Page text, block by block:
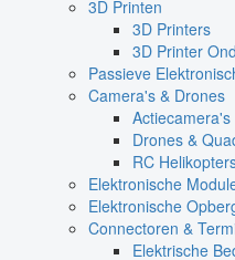
3D Printen
3D Printers
3D Printer
Passieve
Camera's & Drones
Actiecamera's
Drones &
RC
Elektronische
Elektronische
Connectoren &
Elektrische